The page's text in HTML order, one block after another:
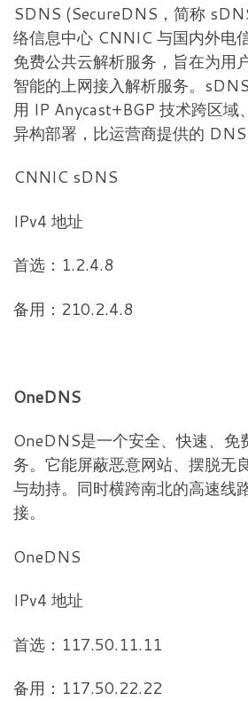
SDNS (SecureDNS，简称
络信息中心 CNNIC 与国内外电
免费公共云解析服务，旨在为用
智能的上网接入解析服务。
用 IP Anycast+BGP 技术跨区域
异构部署，比运营商提供的 DNS
CNNIC sDNS
IPv4 地址
首选：1.2.4.8
备用：210.2.4.8
OneDNS
OneDNS是一个安全、快速、免
务。它能屏蔽恶意网站、摆脱无
与劫持。同时横跨南北的高速线
接。
OneDNS
IPv4 地址
首选：117.50.11.11
备用：117.50.22.22